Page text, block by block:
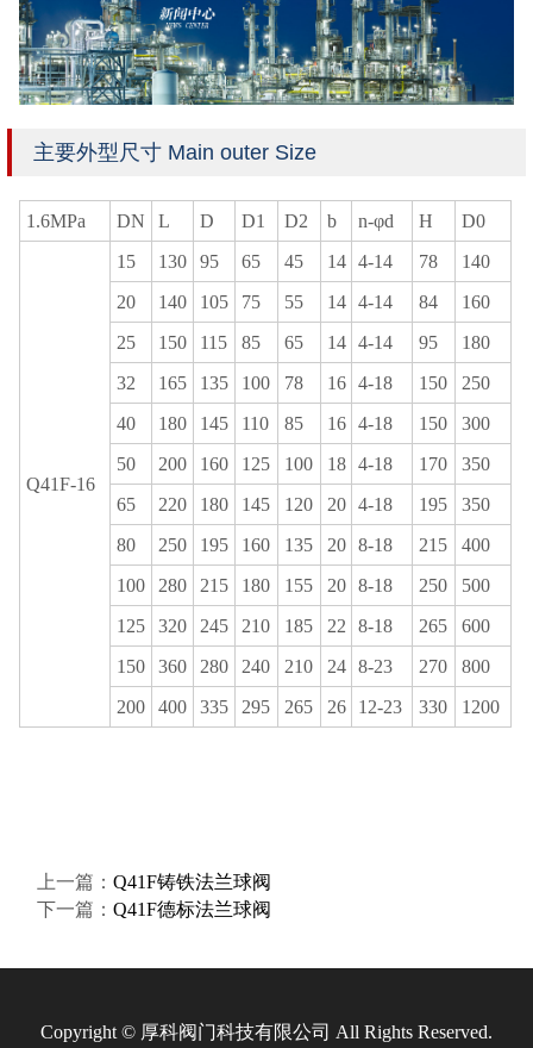
主要外型尺寸 Main outer Size
1.6MPa DN L D D1 D2 b n-φd H D0
Q41F-16
15 130 95 65 45 14 4-14 78
140
20
140 105 75 55 14 4-14 84
160
25
150 115 85 65 14 4-14 95
180
32
165 135 100 78 16 4-18 150
250
40
180 145 110 85 16 4-18 150
300
50
200 160 125 100 18 4-18 170
350
65
220 180 145 120 20 4-18 195
350
80
250 195 160 135 20 8-18 215
400
100
280 215 180 155 20 8-18 250
500
125
320 245 210 185 22 8-18 265
600
150
360 280 240 210 24 8-23 270
800
200
400 335 295 265 26 12-23 330 1200
上一篇：Q41F铸铁法兰球阀
下一篇：Q41F德标法兰球阀
Copyright © 厚科阀门科技有限公司 All Rights Reserved.